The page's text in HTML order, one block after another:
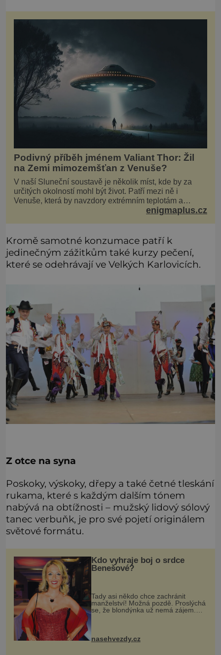
Podivný příběh jménem Valiant Thor: Žil
na Zemi mimozemšťan z Venuše?
V naší Sluneční soustavě je několik míst, kde by za
určitých okolností mohl být život. Patří mezi ně i
Venuše, která by navzdory extrémním teplotám a
smrtícímu složení atmosféry teoreticky mohla ukrývat
enigmaplus.cz
Kromě samotné konzumace patří k
jedinečným zážitkům také kurzy pečení,
které se odehrávají ve Velkých Karlovicích.
Z otce na syna
Poskoky, výskoky, dřepy a také četné tleskání
rukama, které s každým dalším tónem
nabývá na obtížnosti – mužský lidový sólový
tanec verbuňk, je pro své pojetí originálem
světové formátu.
Kdo vyhraje boj o srdce
Benešové?
Tady asi někdo chce zachránit
manželství! Možná pozdě. Proslýchá
se, že blondýnka už nemá zájem.
Má manžel ještě šanci vše urovnat?
Tomáš Matonoha (55) velice dobř
nasehvezdy.cz